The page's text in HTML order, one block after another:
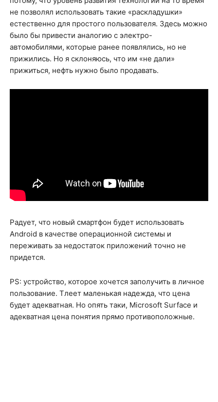
не позволял использовать такие «раскладушки»
естественно для простого пользователя. Здесь можно
было бы привести аналогию с электро-
автомобилями, которые ранее появлялись, но не
прижились. Но я склоняюсь, что им «не дали»
прижиться, нефть нужно было продавать.
Радует, что новый смартфон будет использовать
Android в качестве операционной системы и
переживать за недостаток приложений точно не
придется.
PS: устройство, которое хочется заполучить в личное
пользование. Тлеет маленькая надежда, что цена
будет адекватная. Но опять таки, Microsoft Surface и
адекватная цена понятия прямо противоположные.